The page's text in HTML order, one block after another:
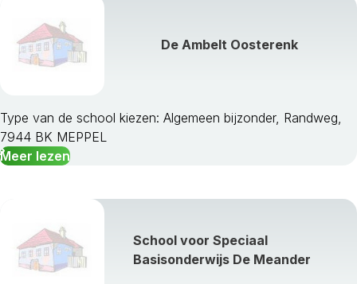
De Ambelt Oosterenk
Type van de school kiezen: Algemeen bijzonder, Randweg,
7944 BK MEPPEL
Meer lezen
School voor Speciaal
Basisonderwijs De Meander